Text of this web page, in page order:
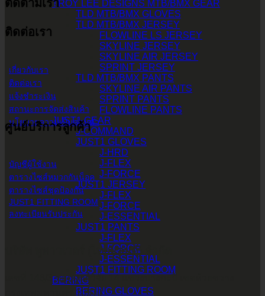
TROY LEE DESIGNS MTB/BMX GEAR
TLD MTB/BMX GLOVES
TLD MTB/BMX JERSEY
FLOWLINE LS JERSEY
SKYLINE JERSEY
SKYLINE AIR JERSEY
SPRINT JERSEY
TLD MTB/BMX PANTS
SKYLINE AIR PANTS
SPRINT PANTS
FLOWLINE PANTS
JUST1 GEAR
J-COMMAND
JUST1 GLOVES
J-HRD
J-FLEX
J-FORCE
JUST1 JERSEY
J-FLEX
J-FORCE
J-ESSENTIAL
JUST1 PANTS
J-FLEX
J-FORCE
J-ESSENTIAL
JUST1 FITTING ROOM
BERING
BERING GLOVES
9.00 น. - 17.30 น.
ติดตามเรา
ติดต่อเรา
เกี่ยวกับเรา
ติดต่อเรา
แจ้งชำระเงิน
สถานะการจัดส่งสินค้า
นโยบายความเป็นส่วนตัว
ศูนย์บริการลูกค้า
บัญชีผู้ใช้งาน
ตารางไซส์หมวกกันน็อค
ตารางไซส์ชุดป้องกัน
JUST1 FITTING ROOM
ลงทะเบียนรับประกัน
บริษัท ทูพาวเวอร์ (ไทยแลนด์) จำกัด
เลขที่ 146/3 ซอยศูนย์วิจัย 14 แขวงบางกะปิ เขตห้วยขวาง
กรุงเทพมหานคร 10310